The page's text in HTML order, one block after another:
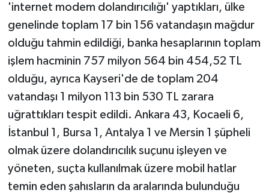
'internet modem dolandırıcılığı' yaptıkları, ülke
genelinde toplam 17 bin 156 vatandaşın mağdur
olduğu tahmin edildiği, banka hesaplarının toplam
işlem hacminin 757 milyon 564 bin 454,52 TL
olduğu, ayrıca Kayseri'de de toplam 204
vatandaşı 1 milyon 113 bin 530 TL zarara
uğrattıkları tespit edildi. Ankara 43, Kocaeli 6,
İstanbul 1, Bursa 1, Antalya 1 ve Mersin 1 şüpheli
olmak üzere dolandırıcılık suçunu işleyen ve
yöneten, suçta kullanılmak üzere mobil hatlar
temin eden şahısların da aralarında bulunduğu